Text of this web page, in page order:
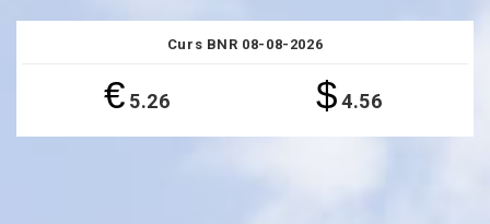
Curs BNR 08-08-2026
€ 5.26 $4.56